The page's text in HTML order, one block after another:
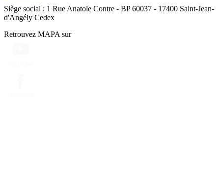
Siège social : 1 Rue Anatole Contre - BP 60037 - 17400 Saint-Jean-
d'Angély Cedex
Retrouvez MAPA sur